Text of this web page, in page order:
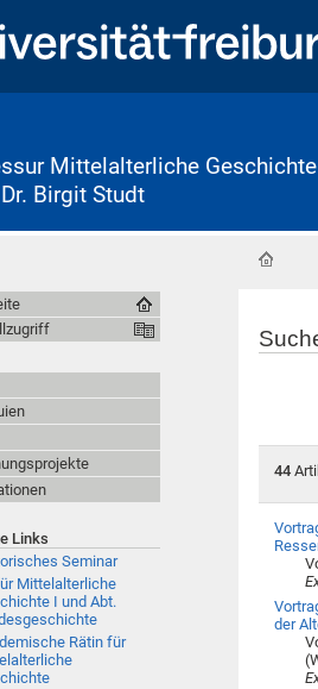
Mittelalterliche
Birgit Studt
44
der
Links
Seminar
Mittelalterliche
I und Abt.
Rätin für